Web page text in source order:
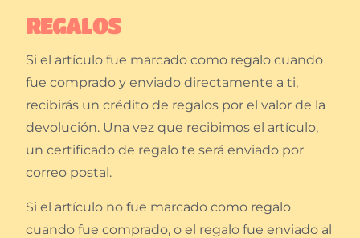
REGALOS
Si el artículo fue marcado como regalo cuando
fue comprado y enviado directamente a ti,
recibirás un crédito de regalos por el valor de la
devolución. Una vez que recibimos el artículo,
un certificado de regalo te será enviado por
correo postal.
Si el artículo no fue marcado como regalo
cuando fue comprado, o el regalo fue enviado al